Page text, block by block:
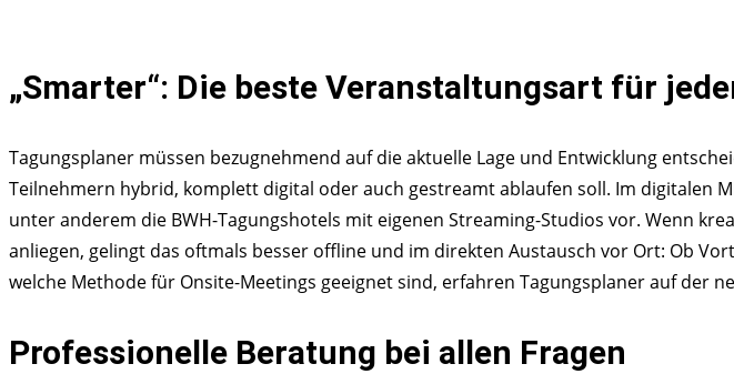
„Smarter“: Die beste Veranstaltungsart für
Tagungsplaner müssen bezugnehmend auf die aktuelle Lage und Entwicklung
Teilnehmern hybrid, komplett digital oder auch gestreamt ablaufen soll. Im digitalen
unter anderem die BWH-Tagungshotels mit eigenen Streaming-Studios vor. Wenn
anliegen, gelingt das oftmals besser offline und im direkten Austausch vor Ort: Ob
welche Methode für Onsite-Meetings geeignet sind, erfahren Tagungsplaner auf der
Professionelle Beratung bei allen Fragen